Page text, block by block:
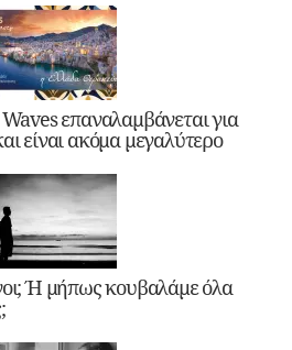
επαναλαμβάνεται για
είναι ακόμα μεγαλύτερο
Ή μήπως κουβαλάμε όλα